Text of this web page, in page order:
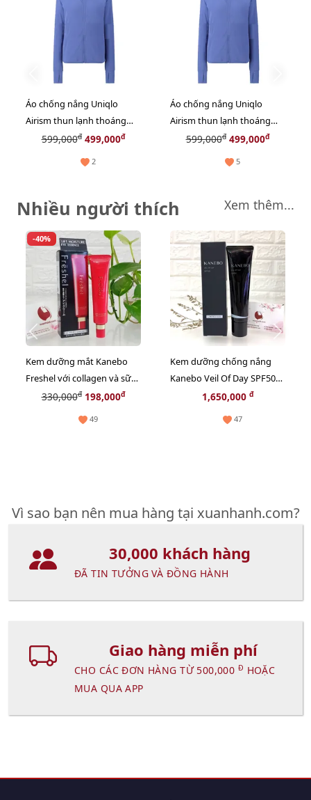
Áo chống nắng Uniqlo
Airism thun lạnh thoáng
mát, co giãn tốt, #65 Blue
599,000đ499,000đ
2
Áo chống nắng Uniqlo
Airism thun lạnh thoáng
mát, co giãn tốt, #65 Blue
599,000đ499,000đ
5
Nhiều người thích Xem thêm...
-40%
Kem dưỡng mắt Kanebo
Freshel với collagen và sữa
ong chúa thiên nhiên - 25g
330,000đ198,000đ
49
Kem dưỡng chống nắng
Kanebo Veil Of Day SPF50
2in1 nâng tông trắng hồng
1,650,000 đ
47
Vì sao bạn nên mua hàng tại xuanhanh.com?
30,000 khách hàng
ĐÃ TIN TƯỞNG VÀ ĐỒNG HÀNH
Giao hàng miễn phí
CHO CÁC ĐƠN HÀNG TỪ 500,000 Đ HOẶC
MUA QUA APP